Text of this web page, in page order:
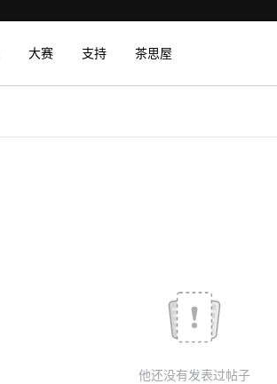
大赛 支持 茶思屋
他还没有发表过帖子